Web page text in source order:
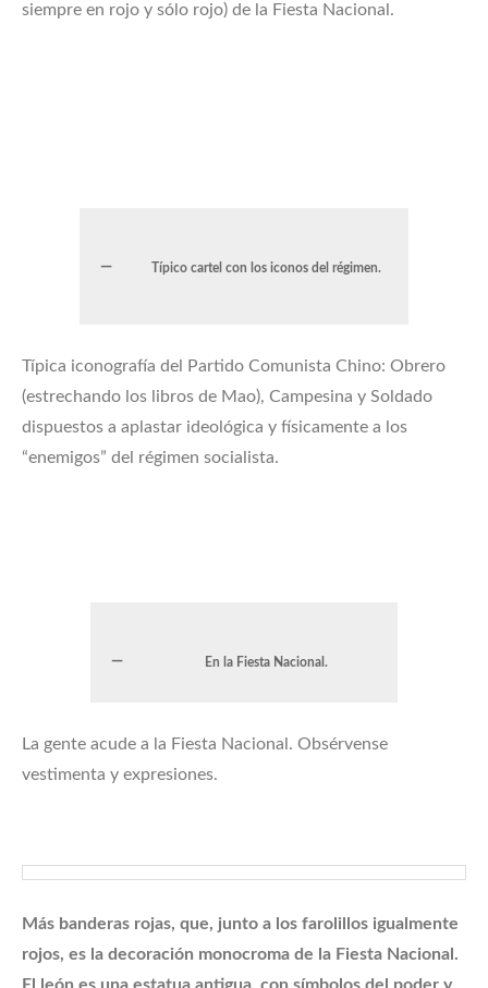
siempre en rojo y sólo rojo) de la Fiesta Nacional.
Típico cartel con los iconos del régimen.
Típica iconografía del Partido Comunista Chino: Obrero
(estrechando los libros de Mao), Campesina y Soldado
dispuestos a aplastar ideológica y físicamente a los
“enemigos” del régimen socialista.
En la Fiesta Nacional.
La gente acude a la Fiesta Nacional. Obsérvense
vestimenta y expresiones.
Más banderas rojas, que, junto a los farolillos igualmente
rojos, es la decoración monocroma de la Fiesta Nacional.